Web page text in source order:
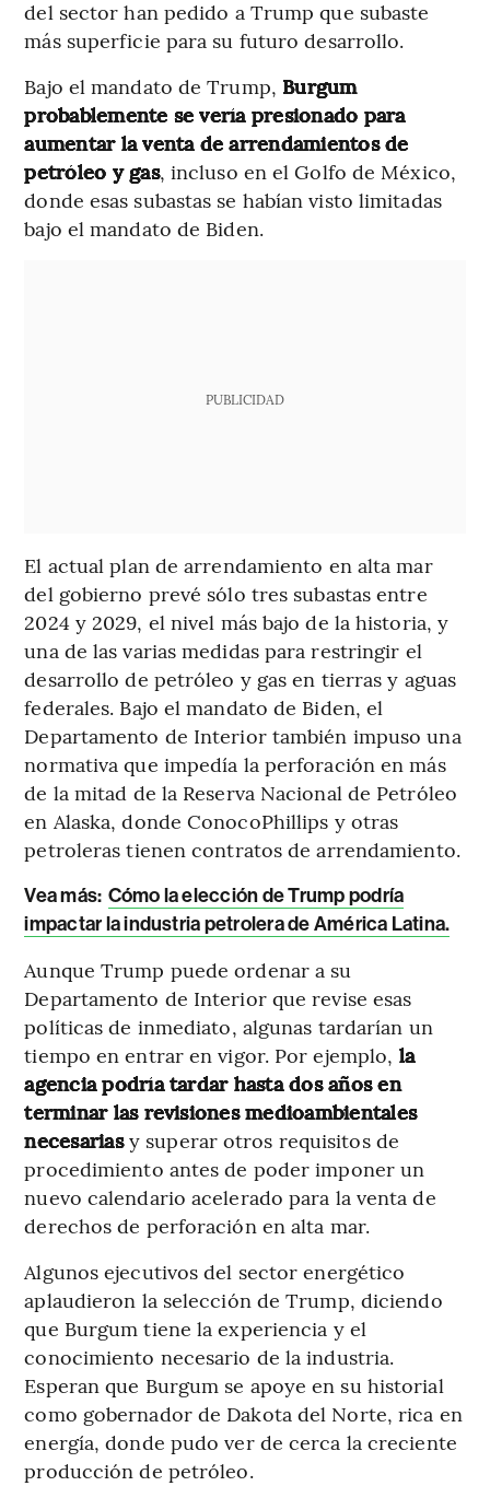
del sector han pedido a Trump que subaste
más superficie para su futuro desarrollo.
Bajo el mandato de Trump, Burgum
probablemente se vería presionado para
aumentar la venta de arrendamientos de
petróleo y gas, incluso en el Golfo de México,
donde esas subastas se habían visto limitadas
bajo el mandato de Biden.
PUBLICIDAD
El actual plan de arrendamiento en alta mar
del gobierno prevé sólo tres subastas entre
2024 y 2029, el nivel más bajo de la historia, y
una de las varias medidas para restringir el
desarrollo de petróleo y gas en tierras y aguas
federales. Bajo el mandato de Biden, el
Departamento de Interior también impuso una
normativa que impedía la perforación en más
de la mitad de la Reserva Nacional de Petróleo
en Alaska, donde ConocoPhillips y otras
petroleras tienen contratos de arrendamiento.
Vea más: Cómo la elección de Trump podría
impactar la industria petrolera de América Latina.
Aunque Trump puede ordenar a su
Departamento de Interior que revise esas
políticas de inmediato, algunas tardarían un
tiempo en entrar en vigor. Por ejemplo, la
agencia podría tardar hasta dos años en
terminar las revisiones medioambientales
necesariasy superar otros requisitos de
procedimiento antes de poder imponer un
nuevo calendario acelerado para la venta de
derechos de perforación en alta mar.
Algunos ejecutivos del sector energético
aplaudieron la selección de Trump, diciendo
que Burgum tiene la experiencia y el
conocimiento necesario de la industria.
Esperan que Burgum se apoye en su historial
como gobernador de Dakota del Norte, rica en
energía, donde pudo ver de cerca la creciente
producción de petróleo.